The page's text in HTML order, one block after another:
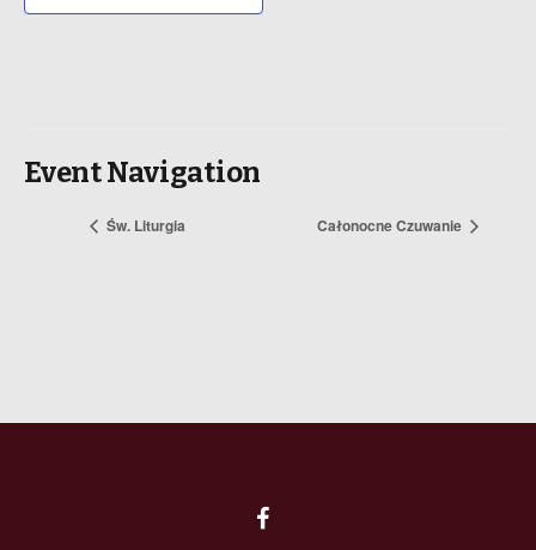
Event Navigation
Św. Liturgia Całonocne Czuwanie